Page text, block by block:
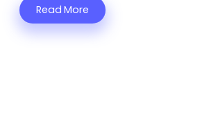
Read More